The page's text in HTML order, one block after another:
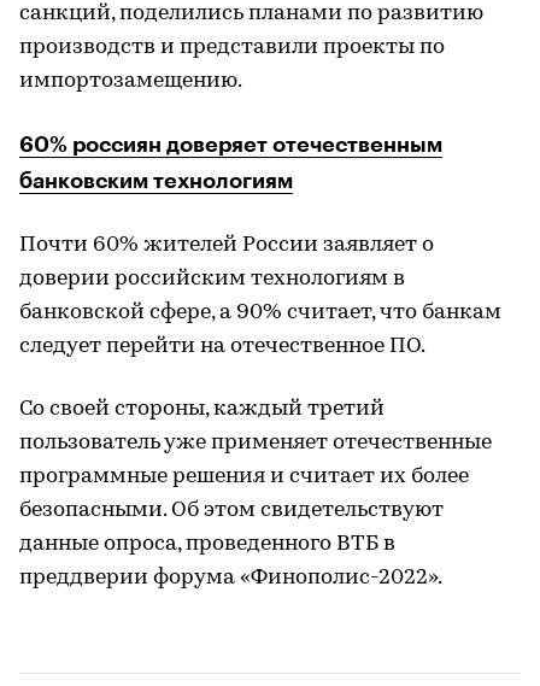
санкций, поделились планами по развитию
производств и представили проекты по
импортозамещению.
60% россиян доверяет отечественным
банковским технологиям
Почти 60% жителей России заявляет о
доверии российским технологиям в
банковской сфере, а 90% считает, что банкам
следует перейти на отечественное ПО.
Со своей стороны, каждый третий
пользователь уже применяет отечественные
программные решения и считает их более
безопасными. Об этом свидетельствуют
данные опроса, проведенного ВТБ в
преддверии форума «Финополис-2022».